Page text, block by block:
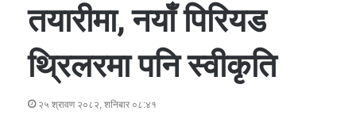
तयारीमा, नयाँ पिरियड
थ्रिलरमा पनि स्वीकृति
२५ श्रावण २०८२, शनिबार ०८:४१